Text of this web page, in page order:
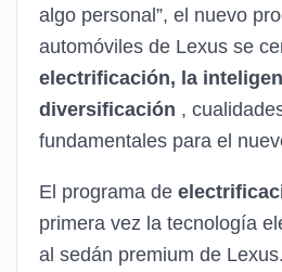
algo personal”, el nuevo
automóviles de Lexus se
electrificación, la
diversificación ,
fundamentales para el
El programa de
primera vez la tecnología
al sedán premium de